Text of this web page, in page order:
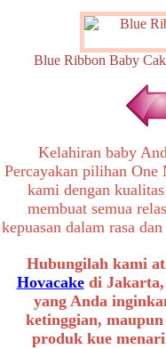
Blue Ribbon Baby
Kelahiran baby
Percayakan pilihan
kami dengan
membuat semua
kepuasan dalam rasa
Hubungilah kami
Hovacakedi Jakarta,
yang Anda
ketinggian,
produk kue